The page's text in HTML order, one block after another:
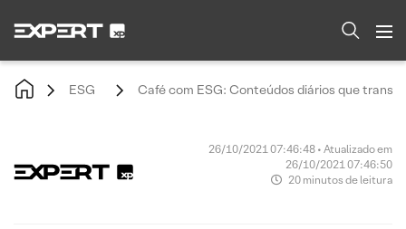
ESG Café com ESG: Conteúdos diários que
26/10/2021 07:46:48 • Atualizado em
26/10/2021 07:46:50
20 minutos de leitura